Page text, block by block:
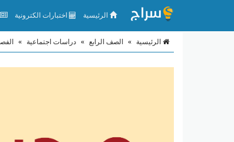
الرئيسية اختبارات الكترونية
الرئيسية » الصف الرابع » دراسات اجتماعية »